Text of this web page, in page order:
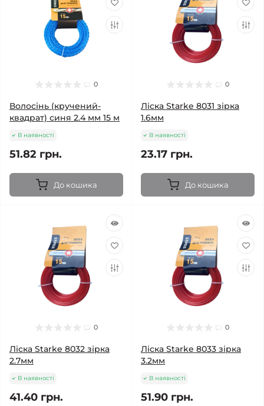
0
Волосінь (кручений-
квадрат) синя 2.4 мм 15 м
В наявності
51.82 грн.
До кошика
0
Ліска Starke 8031 зірка
1.6мм
В наявності
23.17 грн.
До кошика
0
Ліска Starke 8032 зірка
2.7мм
В наявності
41.40 грн.
0
Ліска Starke 8033 зірка
3.2мм
В наявності
51.90 грн.